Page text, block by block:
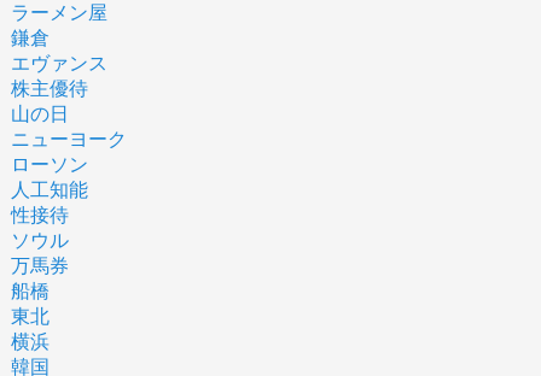
ラーメン屋
鎌倉
エヴァンス
株主優待
山の日
ニューヨーク
ローソン
人工知能
性接待
ソウル
万馬券
船橋
東北
横浜
韓国